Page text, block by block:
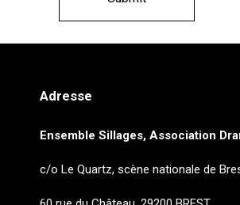
Adresse
Ensemble Sillages, Association
c/o Le Quartz, scène nationale de